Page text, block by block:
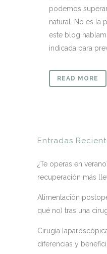
podemos
natural. No es la
este blog
indicada para
READ MORE
Entradas
¿Te operas en
recuperación más
Alimentación
qué no) tras una
Cirugía
diferencias y